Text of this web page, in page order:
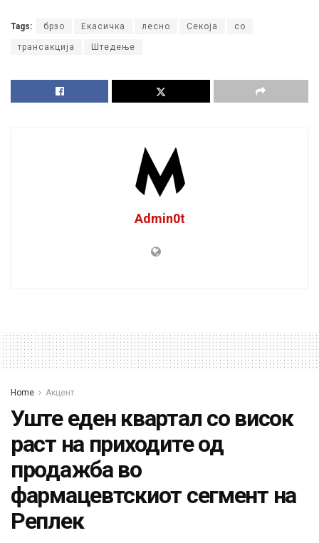
Tags: брзо Екасичка лесно Секоја со
трансакција Штедење
Admin0t
Home Акцент
Уште еден квартал со висок
раст на приходите од
продажба во
фармацевтскиот сегмент на
Реплек